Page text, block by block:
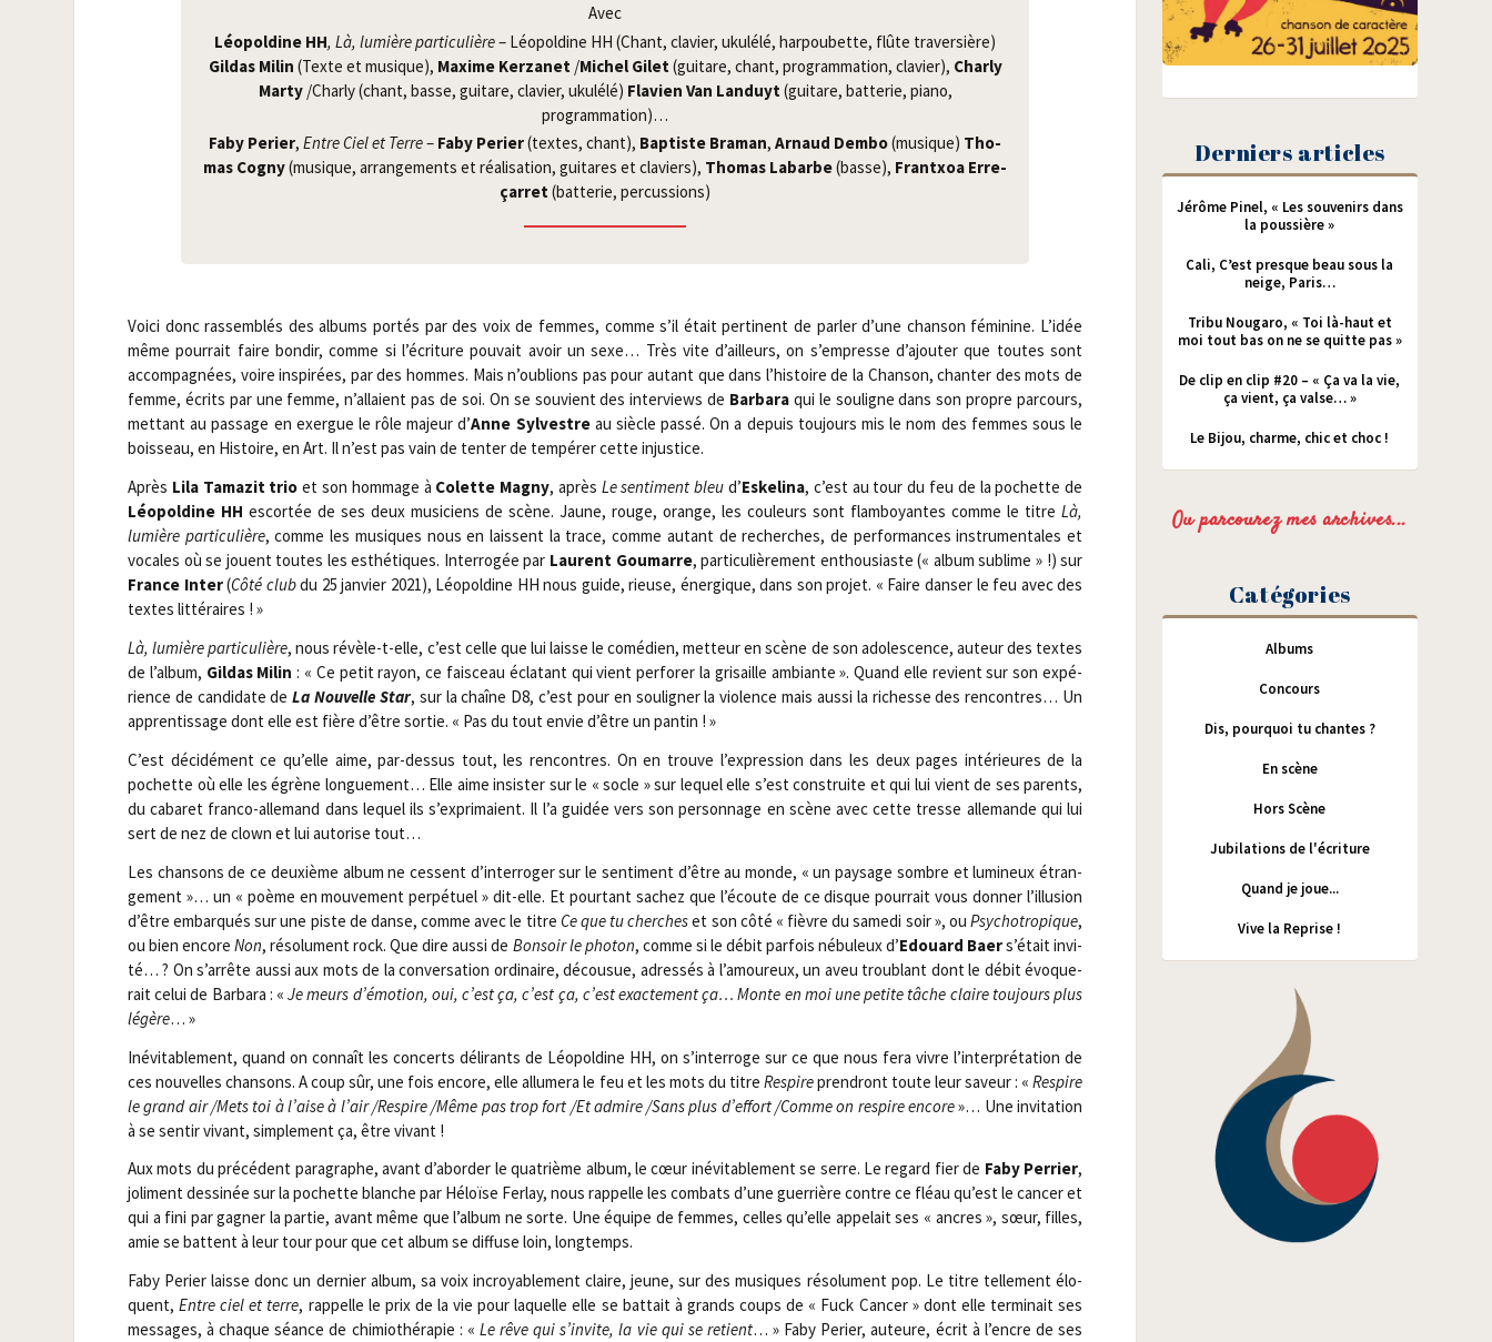
Avec
Léo­pol­dine HH, Là, lumière par­ti­cu­lière– Léo­pol­dine HH (Chant, cla­vier, uku­lé­lé, har­pou­bette, flûte tra­ver­sière)
Gil­das Milin (Texte et musique), Maxime Ker­za­net /​Michel Gilet (gui­tare, chant, pro­gram­ma­tion, cla­vier), Char­ly
Mar­ty/​Char­ly (chant, basse, gui­tare, cla­vier, uku­lé­lé) Fla­vien Van Lan­duyt (gui­tare, bat­te­rie, pia­no,
programmation)…
Faby Per­ier,Entre Ciel et Terre– Faby Per­ier(textes, chant), Bap­tiste Bra­man,Arnaud Dem­bo(musique) Tho­
mas Cogny(musique, arran­ge­ments et réa­li­sa­tion, gui­tares et cla­viers), Tho­mas Labarbe(basse), Frantxoa Erre­
çar­ret(bat­te­rie, percussions)
Voi­ci donc ras­sem­blés des albums por­tés par des voix de femmes, comme s’il était per­ti­nent de par­ler d’une chan­son fémi­nine. L’idée
même pour­rait faire bon­dir, comme si l’écriture pou­vait avoir un sexe… Très vite d’ailleurs, on s’empresse d’ajouter que toutes sont
accom­pa­gnées, voire ins­pi­rées, par des hommes. Mais n’oublions pas pour autant que dans l’histoire de la Chan­son, chan­ter des mots de
femme, écrits par une femme, n’allaient pas de soi. On se sou­vient des inter­views de Bar­ba­ra qui le sou­ligne dans son propre par­cours,
met­tant au pas­sage en exergue le rôle majeur d’Anne Syl­vestre au siècle pas­sé. On a depuis tou­jours mis le nom des femmes sous le
bois­seau, en His­toire, en Art. Il n’est pas vain de ten­ter de tem­pé­rer cette injustice.
Après Lila Tama­zit trio et son hom­mage à Colette Magny, après Le sen­ti­ment bleu d’Eske­li­na, c’est au tour du feu de la pochette de
Léo­pol­dine HH escor­tée de ses deux musi­ciens de scène. Jaune, rouge, orange, les cou­leurs sont flam­boyantes comme le titreLà,
lumière par­ti­cu­lière, comme les musiques nous en laissent la trace, comme autant de recherches, de per­for­mances ins­tru­men­tales et
vocales où se jouent toutes les esthé­tiques. Inter­ro­gée par Laurent Gou­marre, par­ti­cu­liè­re­ment enthou­siaste (« album sublime » !) sur
France Inter(Côté clubdu 25 jan­vier 2021), Léo­pol­dine HH nous guide, rieuse, éner­gique, dans son pro­jet. « Faire dan­ser le feu avec des
textes littéraires ! »
Là, lumière par­ti­cu­lière, nous révèle-t-elle, c’est celle que lui laisse le comé­dien, met­teur en scène de son ado­les­cence, auteur des textes
de l’album, Gil­das Milin : « Ce petit rayon, ce fais­ceau écla­tant qui vient per­fo­rer la gri­saille ambiante ». Quand elle revient sur son expé­
rience de can­di­date deLa Nou­velle Star, sur la chaîne D8, c’est pour en sou­li­gner la vio­lence mais aus­si la richesse des ren­contres… Un
appren­tis­sage dont elle est fière d’être sor­tie. « Pas du tout envie d’être un pantin ! »
C’est déci­dé­ment ce qu’elle aime, par-des­sus tout, les ren­contres. On en trouve l’expression dans les deux pages inté­rieures de la
pochette où elle les égrène lon­gue­ment… Elle aime insis­ter sur le « socle » sur lequel elle s’est construite et qui lui vient de ses parents,
du caba­ret fran­co-alle­mand dans lequel ils s’exprimaient. Il l’a gui­dée vers son per­son­nage en scène avec cette tresse alle­mande qui lui
sert de nez de clown et lui auto­rise tout…
Les chan­sons de ce deuxième album ne cessent d’interroger sur le sen­ti­ment d’être au monde, « un pay­sage sombre et lumi­neux étran­
ge­ment »… un « poème en mou­ve­ment per­pé­tuel » dit-elle. Et pour­tant sachez que l’écoute de ce disque pour­rait vous don­ner l’illusion
d’être embar­qués sur une piste de danse, comme avec le titre Ce que tu chercheset son côté « fièvre du same­di soir », ouPsy­cho­tro­pique,
ou bien encoreNon, réso­lu­ment rock. Que dire aus­si de Bon­soir le pho­ton, comme si le débit par­fois nébu­leux d’Edouard Baers’était invi­
té… ? On s’arrête aus­si aux mots de la conver­sa­tion ordi­naire, décou­sue, adres­sés à l’amoureux, un aveu trou­blant dont le débit évo­que­
rait celui de Bar­ba­ra : «Je meurs d’émotion, oui, c’est ça, c’est ça, c’est exac­te­ment ça… Monte en moi une petite tâche claire tou­jours plus
légère… »
Inévi­ta­ble­ment, quand on connaît les concerts déli­rants de Léo­pol­dine HH, on s’interroge sur ce que nous fera vivre l’interprétation de
ces nou­velles chan­sons. A coup sûr, une fois encore, elle allu­me­ra le feu et les mots du titre Res­pirepren­dront toute leur saveur : «Res­pire
le grand air /​Mets toi à l’aise à l’air /​Res­pire /​Même pas trop fort /​Et admire /​Sans plus d’effort /​Comme on res­pire encore»… Une invi­ta­tion
à se sen­tir vivant, sim­ple­ment ça, être vivant !
Aux mots du pré­cé­dent para­graphe, avant d’aborder le qua­trième album, le cœur inévi­ta­ble­ment se serre. Le regard fier de Faby Per­rier,
joli­ment des­si­née sur la pochette blanche par Héloïse Fer­lay, nous rap­pelle les com­bats d’une guer­rière contre ce fléau qu’est le can­cer et
qui a fini par gagner la par­tie, avant même que l’album ne sorte. Une équipe de femmes, celles qu’elle appe­lait ses « ancres », sœur, filles,
amie se battent à leur tour pour que cet album se dif­fuse loin, longtemps.
Faby Per­ier laisse donc un der­nier album, sa voix incroya­ble­ment claire, jeune, sur des musiques réso­lu­ment pop. Le titre tel­le­ment élo­
quent,Entre ciel et terre, rap­pelle le prix de la vie pour laquelle elle se bat­tait à grands coups de « Fuck Can­cer » dont elle ter­mi­nait ses
mes­sages, à chaque séance de chi­mio­thé­ra­pie : « Le rêve qui s’invite, la vie qui se retient… » Faby Per­ier, auteure, écrit à l’encre de ses
Derniers articles
Jérôme Pinel, « Les souvenirs dans
la poussière »
Cali, C’est presque beau sous la
neige, Paris…
Tribu Nougaro, « Toi là-haut et
moi tout bas on ne se quitte pas »
De clip en clip #20 – « Ça va la vie,
ça vient, ça valse… »
Le Bijou, charme, chic et choc !
Ou parcourez mes archives...
Catégories
Albums
Concours
Dis, pourquoi tu chantes ?
En scène
Hors Scène
Jubilations de l'écriture
Quand je joue...
Vive la Reprise !